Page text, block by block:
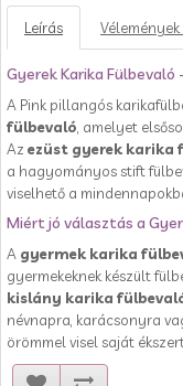
Leírás Vélemények
Gyerek Karika
A Pink pillangós
fülbevaló , amelyet
Az ezüst gyerek karika
a hagyományos stift
viselhető a
Miért jó választás a
A gyermek karika
gyermekeknek készült
kislány karika
névnapra, karácsonyra
örömmel visel saját